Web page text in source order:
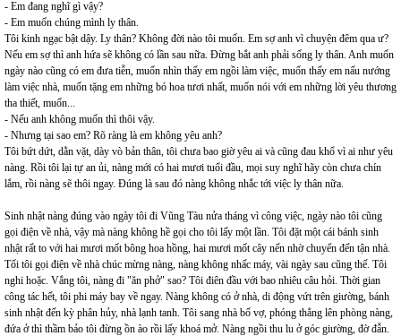
- Em đang nghĩ gì vậy?
- Em muốn chúng mình ly thân.
Tôi kinh ngạc bật dậy. Ly thân? Không đời nào tôi muốn. Em sợ anh vì chuyện đêm qua ư?
Nếu em sợ thì anh hứa sẽ không có lần sau nữa. Đừng bắt anh phải sống ly thân. Anh muốn
ngày nào cũng có em đưa tiễn, muốn nhìn thấy em ngồi làm việc, muốn thấy em nấu nướng
làm việc nhà, muốn tặng em những bó hoa tươi nhất, muốn nói với em những lời yêu thương
tha thiết, muốn...
- Nếu anh không muốn thì thôi vậy.
- Nhưng tại sao em? Rõ ràng là em không yêu anh?
Tôi bứt dứt, dằn vặt, dày vò bản thân, tôi chưa bao giờ yêu ai và cũng đau khổ vì ai như yêu
nàng. Rồi tôi lại tự an ủi, nàng mới có hai mươi tuổi đầu, mọi suy nghĩ hãy còn chưa chín
lắm, rồi nàng sẽ thôi ngay. Đúng là sau đó nàng không nhắc tới việc ly thân nữa.
Sinh nhật nàng đúng vào ngày tôi đi Vũng Tàu nửa tháng vì công việc, ngày nào tôi cũng
gọi điện về nhà, vậy mà nàng không hề gọi cho tôi lấy một lần. Tôi đặt một cái bánh sinh
nhật rất to với hai mươi mốt bông hoa hồng, hai mươi mốt cây nến nhờ chuyển đến tận nhà.
Tối tôi gọi điện về nhà chúc mừng nàng, nàng không nhấc máy, vài ngày sau cũng thế. Tôi
nghi hoặc. Vắng tôi, nàng đi "ăn phở" sao? Tôi điên đầu với bao nhiêu câu hỏi. Thời gian
công tác hết, tôi phi máy bay về ngay. Nàng không có ở nhà, di động vứt trên giường, bánh
sinh nhật đến kỳ phân hủy, nhà lạnh tanh. Tôi sang nhà bố vợ, phóng thẳng lên phòng nàng,
đứa ở thì thầm bảo tôi đừng ồn ào rồi lấy khoá mở. Nàng ngồi thu lu ở góc giường, đờ đẫn.